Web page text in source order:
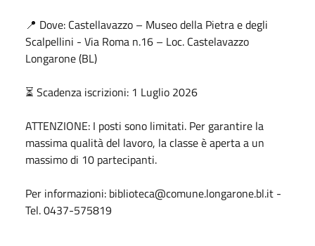
📍 Dove: Castellavazzo – Museo della Pietra e degli
Scalpellini - Via Roma n.16 – Loc. Castelavazzo
Longarone (BL)
⏳ Scadenza iscrizioni: 1 Luglio 2026
ATTENZIONE: I posti sono limitati. Per garantire la
massima qualità del lavoro, la classe è aperta a un
massimo di 10 partecipanti.
Per informazioni: biblioteca@comune.longarone.bl.it -
Tel. 0437-575819